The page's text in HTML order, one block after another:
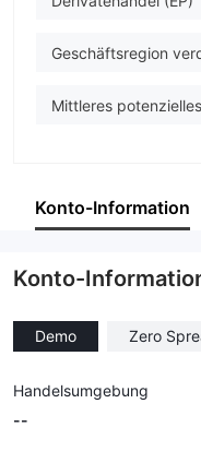
Geschäftsregion
Mittleres
Konto-Information
Konto-
Demo Zero
Handelsumgebung
--